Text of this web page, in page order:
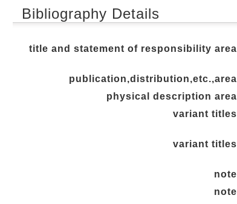
Bibliography Details
title and statement of responsibility area
publication,distribution,etc.,area
physical description area
variant titles
variant titles
note
note